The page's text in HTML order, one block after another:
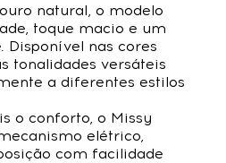
natural, o modelo
toque macio e um
Disponível nas cores
tonalidades versáteis
a diferentes estilos
o conforto, o Missy
elétrico,
com facilidade